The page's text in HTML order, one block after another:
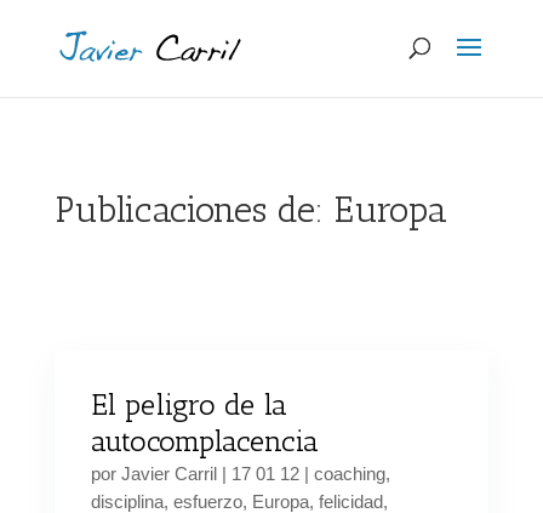
Publicaciones de: Europa
El peligro de la
autocomplacencia
por Javier Carril| 17 01 12| coaching,
disciplina, esfuerzo, Europa, felicidad,